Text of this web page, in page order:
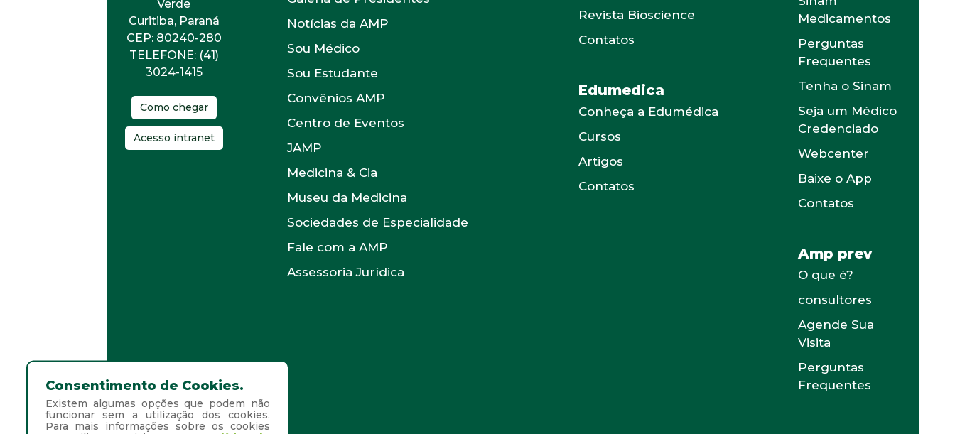
Verde
Curitiba, Paraná
CEP: 80240-280
TELEFONE: (41)
3024-1415
Como chegar
Acesso intranet
Notícias da AMP
Sou Médico
Sou Estudante
Convênios AMP
Centro de Eventos
JAMP
Medicina & Cia
Museu da Medicina
Sociedades de Especialidade
Fale com a AMP
Assessoria Jurídica
Revista Bioscience
Contatos
Edumedica
Conheça a Edumédica
Cursos
Artigos
Contatos
Medicamentos
Perguntas
Frequentes
Tenha o Sinam
Seja um Médico
Credenciado
Webcenter
Baixe o App
Contatos
Amp prev
O que é?
consultores
Agende Sua
Visita
Perguntas
Frequentes
Consentimento de Cookies.
Existem algumas opções que podem não
funcionar sem a utilização dos cookies.
Para mais informações sobre os cookies